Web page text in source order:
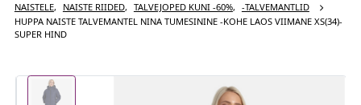
NAISTELE, NAISTE RIIDED, TALVEJOPED KUNI -60%, -TALVEMANTLID
HUPPA NAISTE TALVEMANTEL NINA TUMESININE -KOHE LAOS VIIMANE XS(34)-
SUPER HIND